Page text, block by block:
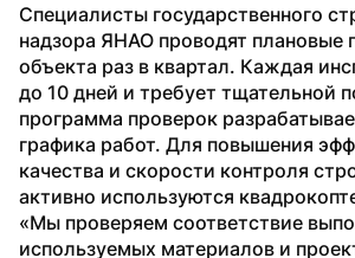
Специалисты государственного
надзора ЯНАО проводят плановые
объекта раз в квартал. Каждая
до 10 дней и требует тщательной
программа проверок
графика работ. Для повышения
качества и скорости контроля
активно используются
«Мы проверяем соответствие
используемых материалов и